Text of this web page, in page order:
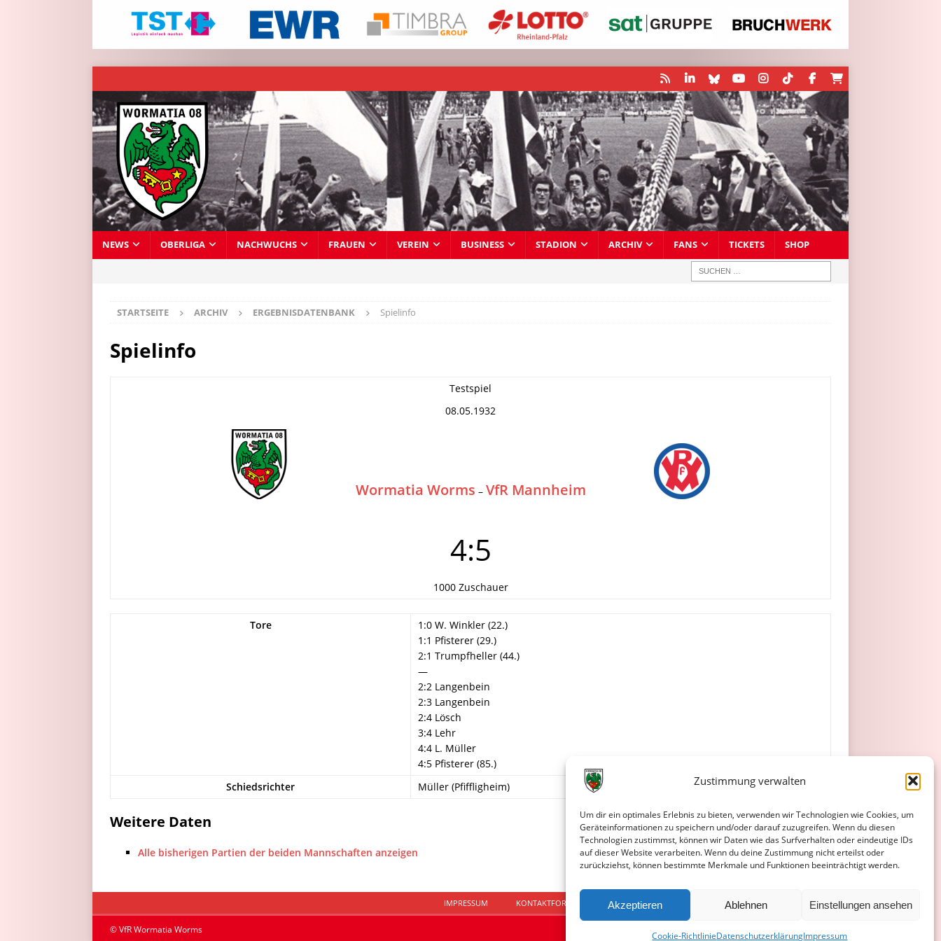
Zustimmung verwalten
Um dir ein optimales Erlebnis zu bieten, verwenden wir Technologien wie Cookies, um
Geräteinformationen zu speichern und/oder darauf zuzugreifen. Wenn du diesen
Technologien zustimmst, können wir Daten wie das Surfverhalten oder eindeutige IDs
auf dieser Website verarbeiten. Wenn du deine Zustimmung nicht erteilst oder
zurückziehst, können bestimmte Merkmale und Funktionen beeinträchtigt werden.
Akzeptieren Ablehnen Einstellungen ansehen
Cookie-RichtlinieDatenschutzerklärungImpressum
NEWS OBERLIGA NACHWUCHS FRAUEN VEREIN BUSINESS STADION ARCHIV FANS TICKETS SHOP
STARTSEITE ARCHIV ERGEBNISDATENBANK Spielinfo
Spielinfo
Testspiel
08.05.1932
Wormatia Worms – VfR Mannheim
4:5
1000 Zuschauer
Tore
1:0 W. Winkler (22.)
1:1 Pfisterer (29.)
2:1 Trumpfheller (44.)
—
2:2 Langenbein
2:3 Langenbein
2:4 Lösch
3:4 Lehr
4:4 L. Müller
4:5 Pfisterer (85.)
Schiedsrichter
Müller (Pfiffligheim)
Weitere Daten
Alle bisherigen Partien der beiden Mannschaften anzeigen
IMPRESSUM KONTAKTFORMULAR DATENSCHUTZERKLÄRUNG COOKIE-RICHTLINIE (EU)
© VfR Wormatia Worms